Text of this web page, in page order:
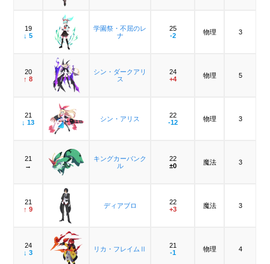
19
↓ 5
学園祭・不屈のレ
ナ
25
-2
物理 3
20
↑ 8
シン・ダークアリ
ス
24
+4
物理 5
21
↓ 13
シン・アリス
22
-12
物理 3
21
→
キングカーバンク
ル
22
±0
魔法 3
21
↑ 9
ディアブロ
22
+3
魔法 3
24
↓ 3
リカ・フレイムⅡ
21
-1
物理 4